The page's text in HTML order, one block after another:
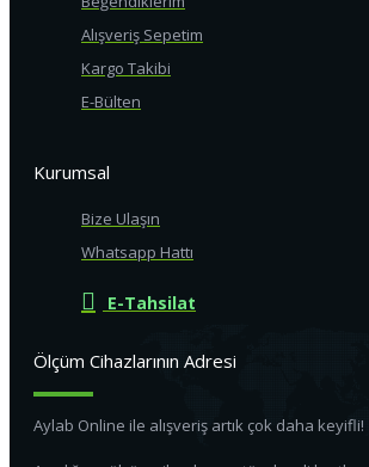
Alışveriş Sepetim
Kargo Takibi
E-Bülten
Kurumsal
Bize Ulaşın
Whatsapp Hattı
E-Tahsilat
Ölçüm Cihazlarının Adresi
Aylab Online ile alışveriş artık çok daha keyifli!